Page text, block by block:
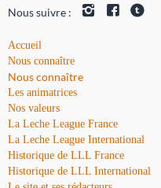
Nous suivre :
Accueil
Nous connaître
Nous connaître
Les animatrices
Nos valeurs
La Leche League France
La Leche League International
Historique de LLL France
Historique de LLL International